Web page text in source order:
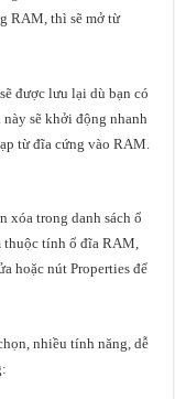
RAM, thì sẽ mở từ
được lưu lại dù bạn có
sẽ khởi động nhanh
từ đĩa cứng vào RAM.
xóa trong danh sách ổ
thuộc tính ổ đĩa RAM,
hoặc nút Properties để
nhiều tính năng, dễ